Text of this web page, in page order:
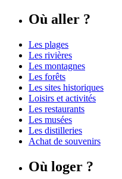
Où aller ?
Les plages
Les rivières
Les montagnes
Les forêts
Les sites historiques
Loisirs et activités
Les restaurants
Les musées
Les distilleries
Achat de souvenirs
Où loger ?